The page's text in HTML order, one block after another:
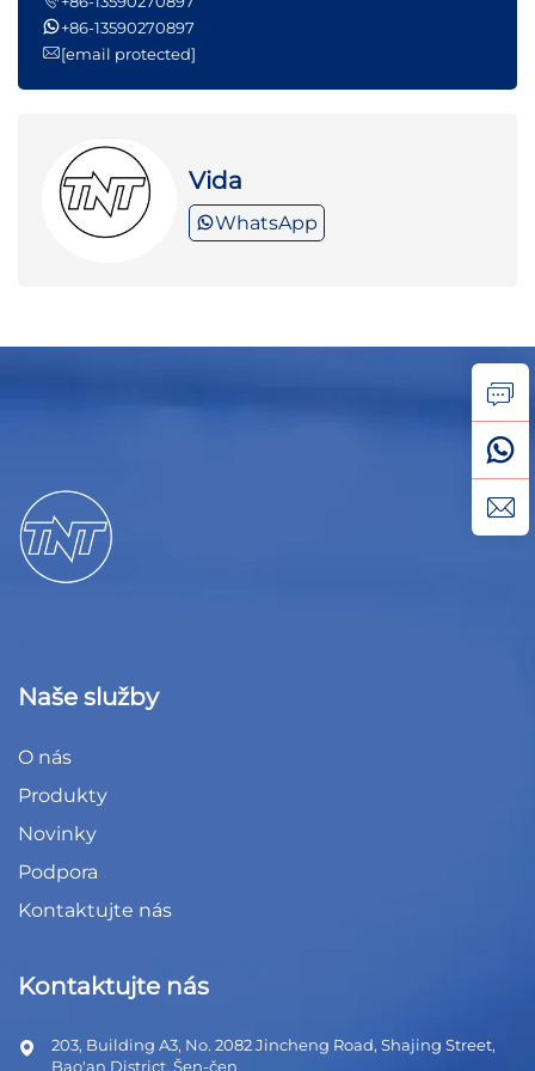
+86-13590270897
[email protected]
Vida
WhatsApp
Naše služby
O nás
Produkty
Novinky
Podpora
Kontaktujte nás
Kontaktujte nás
203, Building A3, No. 2082 Jincheng Road, Shajing Street,
Bao'an District, Šen-čen